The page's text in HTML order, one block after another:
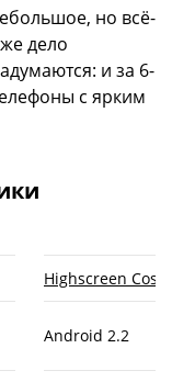
но всё-
дело
и за 6-
с ярким
Highscreen
Android 2.2